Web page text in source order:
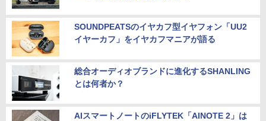
SOUNDPEATSのイヤカフ型イヤフォン「UU2
イヤーカフ」をイヤカフマニアが語る
総合オーディオブランドに進化するSHANLING
とは何者か？
AIスマートノートのiFLYTEK「AINOTE 2」は